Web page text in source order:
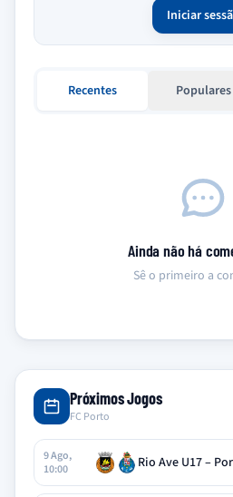
Iniciar
Recentes Populares
Ainda não há
Sê o primeiro a
Próximos Jogos
FC Porto
9 Ago,
10:00
Rio Ave U17 –